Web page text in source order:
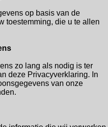
op basis van de
toestemming, die u te allen
zo lang als nodig is ter
deze Privacyverklaring. In
van onze